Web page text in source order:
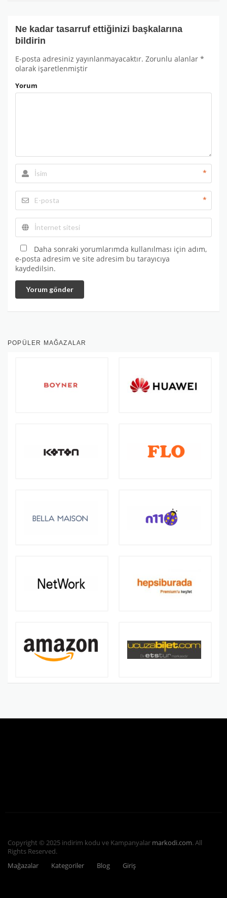
Ne kadar tasarruf ettiğinizi başkalarına
bildirin
E-posta adresiniz yayınlanmayacaktır. Zorunlu alanlar *
olarak işaretlenmiştir
Yorum
*
*
Daha sonraki yorumlarımda kullanılması için adım,
e-posta adresim ve site adresim bu tarayıcıya
kaydedilsin.
Yorum gönder
POPÜLER MAĞAZALAR
Copyright © 2025 indirim kodu ve Kampanyalar markodi.com. All
Rights Reserved.
Mağazalar
Kategoriler Blog Giriş